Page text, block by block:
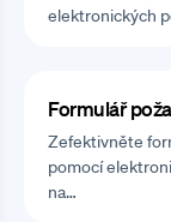
elektronických
Formulář
Zefektivněte
pomocí
na…